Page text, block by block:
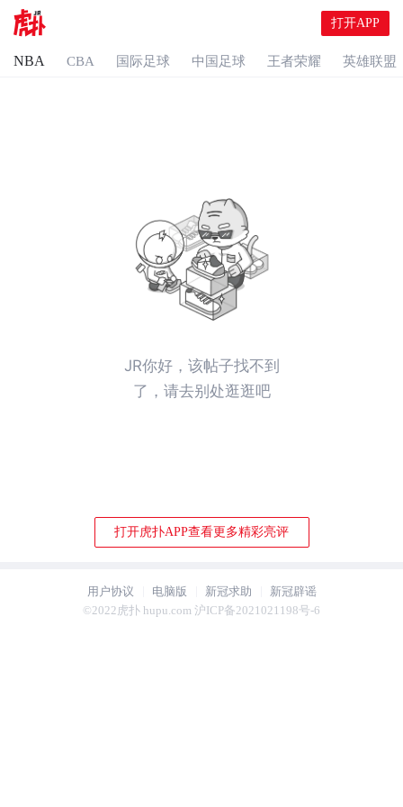
打开APP
NBA CBA 国际足球 中国足球 王者荣耀 英雄联盟
JR你好，该帖子找不到
了，请去别处逛逛吧
打开虎扑APP查看更多精彩亮评
用户协议 电脑版 新冠求助
新冠辟谣
©2022虎扑 hupu.com 沪ICP备2021021198号-6